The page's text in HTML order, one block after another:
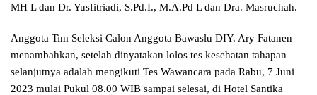
MH L dan Dr. Yusfitriadi, S.Pd.I., M.A.Pd L dan Dra. Masruchah.
Anggota Tim Seleksi Calon Anggota Bawaslu DIY. Ary Fatanen
menambahkan, setelah dinyatakan lolos tes kesehatan tahapan
selanjutnya adalah mengikuti Tes Wawancara pada Rabu, 7 Juni
2023 mulai Pukul 08.00 WIB sampai selesai, di Hotel Santika